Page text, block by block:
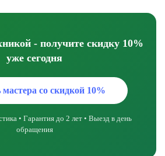
- получите скидку 10%
уже сегодня
со скидкой 10%
• Гарантия до 2 лет • Выезд в день
обращения